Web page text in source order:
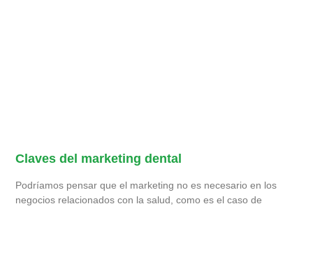
Claves del marketing dental
Podríamos pensar que el marketing no es necesario en los
negocios relacionados con la salud, como es el caso de